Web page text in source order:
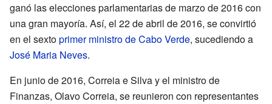
ganó las elecciones parlamentarias de marzo de 2016 con
una gran mayoría. Así, el 22 de abril de 2016, se convirtió
en el sextoprimer ministro de Cabo Verde, sucediendo a
José Maria Neves.
En junio de 2016, Correia e Silva y el ministro de
Finanzas, Olavo Correia, se reunieron con representantes